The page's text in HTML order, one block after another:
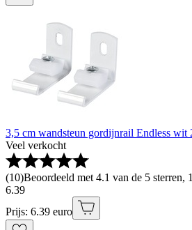
3,5 cm wandsteun gordijnrail Endless wit
Veel verkocht
(10)Beoordeeld met 4.1 van de 5 sterren,
6.39
Prijs: 6.39 euro